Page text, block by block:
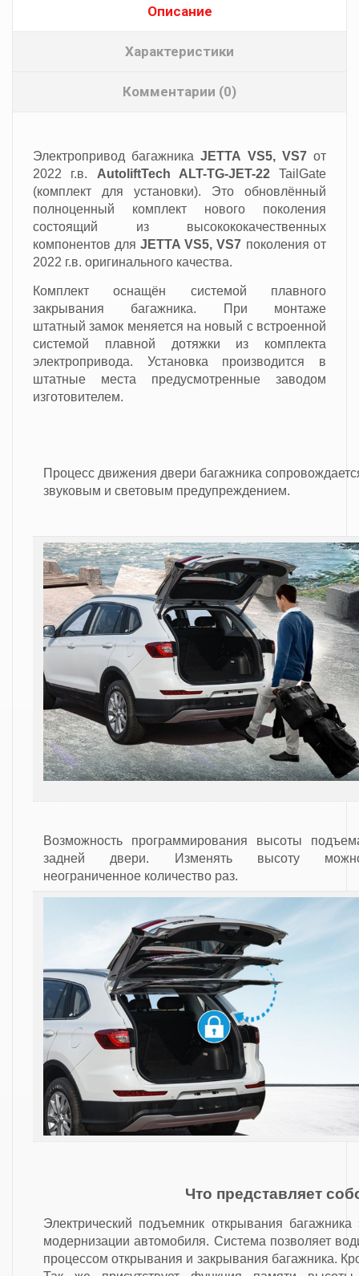
Описание
Характеристики
Комментарии (0)
Электропривод багажникаJETTA VS5, VS7от
2022 г.в. AutoliftTech ALT-TG-JET-22TailGate
(комплект для установки). Это обновлённый
полноценный комплект нового поколения
состоящий из высокококачественных
компонентов для JETTA VS5, VS7 поколения от
2022 г.в. оригинального качества.
Комплект оснащён системой плавного
закрывания багажника. При монтаже
штатный замок меняется на новый с встроенной
системой плавной дотяжки из комплекта
электропривода. Установка производится в
штатные места предусмотренные заводом
изготовителем.
Процесс движения двери багажника
звуковым и световым предупреждением.
Возможность программирования высоты
задней двери. Изменять высоту
неограниченное количество раз.
Что представляет
Электрический подъемник открывания багажника
модернизации автомобиля. Система позволяет
процессом открывания и закрывания багажника.